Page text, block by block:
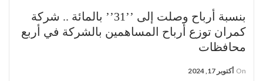
بنسبة أرباح وصلت إلى ’’31’’ بالمائة .. شركة
كمران توزع أرباح المساهمين بالشركة في أربع
محافظات
On أكتوبر 17, 2024